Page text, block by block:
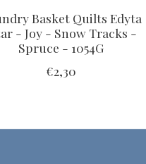
Basket Quilts Edyta
- Joy - Snow Tracks -
Spruce - 1054G
€2,30